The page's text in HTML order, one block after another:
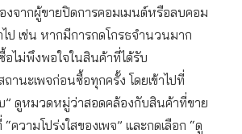
งจากผู้ขายปิดการคอมเมนต์หรือลบคอม
ป เช่น หากมีการกดโกรธจำนวนมาก
อไม่พึงพอใจในสินค้าที่ได้รับ
านะเพจก่อนซื้อทุกครั้ง โดยเข้าไปที่
” ดูหมวดหมู่ว่าสอดคล้องกับสินค้าที่ขาย
ความโปร่งใสของเพจ” และกดเลือก “ดู